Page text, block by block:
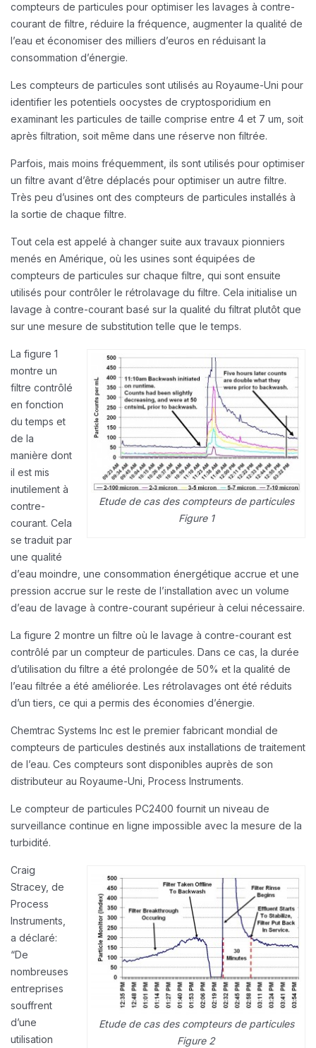
compteurs de particules pour optimiser les lavages à contre-
courant de filtre, réduire la fréquence, augmenter la qualité de
l’eau et économiser des milliers d’euros en réduisant la
consommation d’énergie.
Les compteurs de particules sont utilisés au Royaume-Uni pour
identifier les potentiels oocystes de cryptosporidium en
examinant les particules de taille comprise entre 4 et 7 um, soit
après filtration, soit même dans une réserve non filtrée.
Parfois, mais moins fréquemment, ils sont utilisés pour optimiser
un filtre avant d’être déplacés pour optimiser un autre filtre.
Très peu d’usines ont des compteurs de particules installés à
la sortie de chaque filtre.
Tout cela est appelé à changer suite aux travaux pionniers
menés en Amérique, où les usines sont équipées de
compteurs de particules sur chaque filtre, qui sont ensuite
utilisés pour contrôler le rétrolavage du filtre. Cela initialise un
lavage à contre-courant basé sur la qualité du filtrat plutôt que
sur une mesure de substitution telle que le temps.
Etude de cas des compteurs de particules
Figure 1
La figure 1
montre un
filtre contrôlé
en fonction
du temps et
de la
manière dont
il est mis
inutilement à
contre-
courant. Cela
se traduit par
une qualité
d’eau moindre, une consommation énergétique accrue et une
pression accrue sur le reste de l’installation avec un volume
d’eau de lavage à contre-courant supérieur à celui nécessaire.
La figure 2 montre un filtre où le lavage à contre-courant est
contrôlé par un compteur de particules. Dans ce cas, la durée
d’utilisation du filtre a été prolongée de 50% et la qualité de
l’eau filtrée a été améliorée. Les rétrolavages ont été réduits
d’un tiers, ce qui a permis des économies d’énergie.
Chemtrac Systems Inc est le premier fabricant mondial de
compteurs de particules destinés aux installations de traitement
de l’eau. Ces compteurs sont disponibles auprès de son
distributeur au Royaume-Uni, Process Instruments.
Le compteur de particules PC2400 fournit un niveau de
surveillance continue en ligne impossible avec la mesure de la
turbidité.
Etude de cas des compteurs de particules
Figure 2
Craig
Stracey, de
Process
Instruments,
a déclaré:
“De
nombreuses
entreprises
souffrent
d’une
utilisation